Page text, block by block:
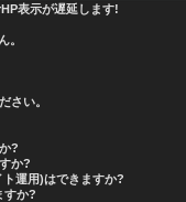
表示が遅延します!
。
さい。
?
か?
運用)はできますか?
すか?